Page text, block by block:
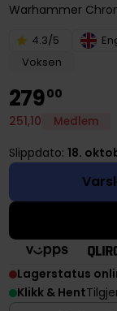
Warhammer
4.3/5
Voksen
27900
251,10 Medlem
Slippdato: 18.
Lagerstatus
Klikk & Hent